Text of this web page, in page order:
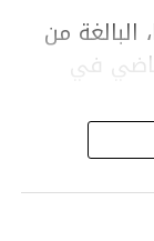
البالغة من
في
عظام
على